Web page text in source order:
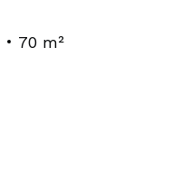
70 m²